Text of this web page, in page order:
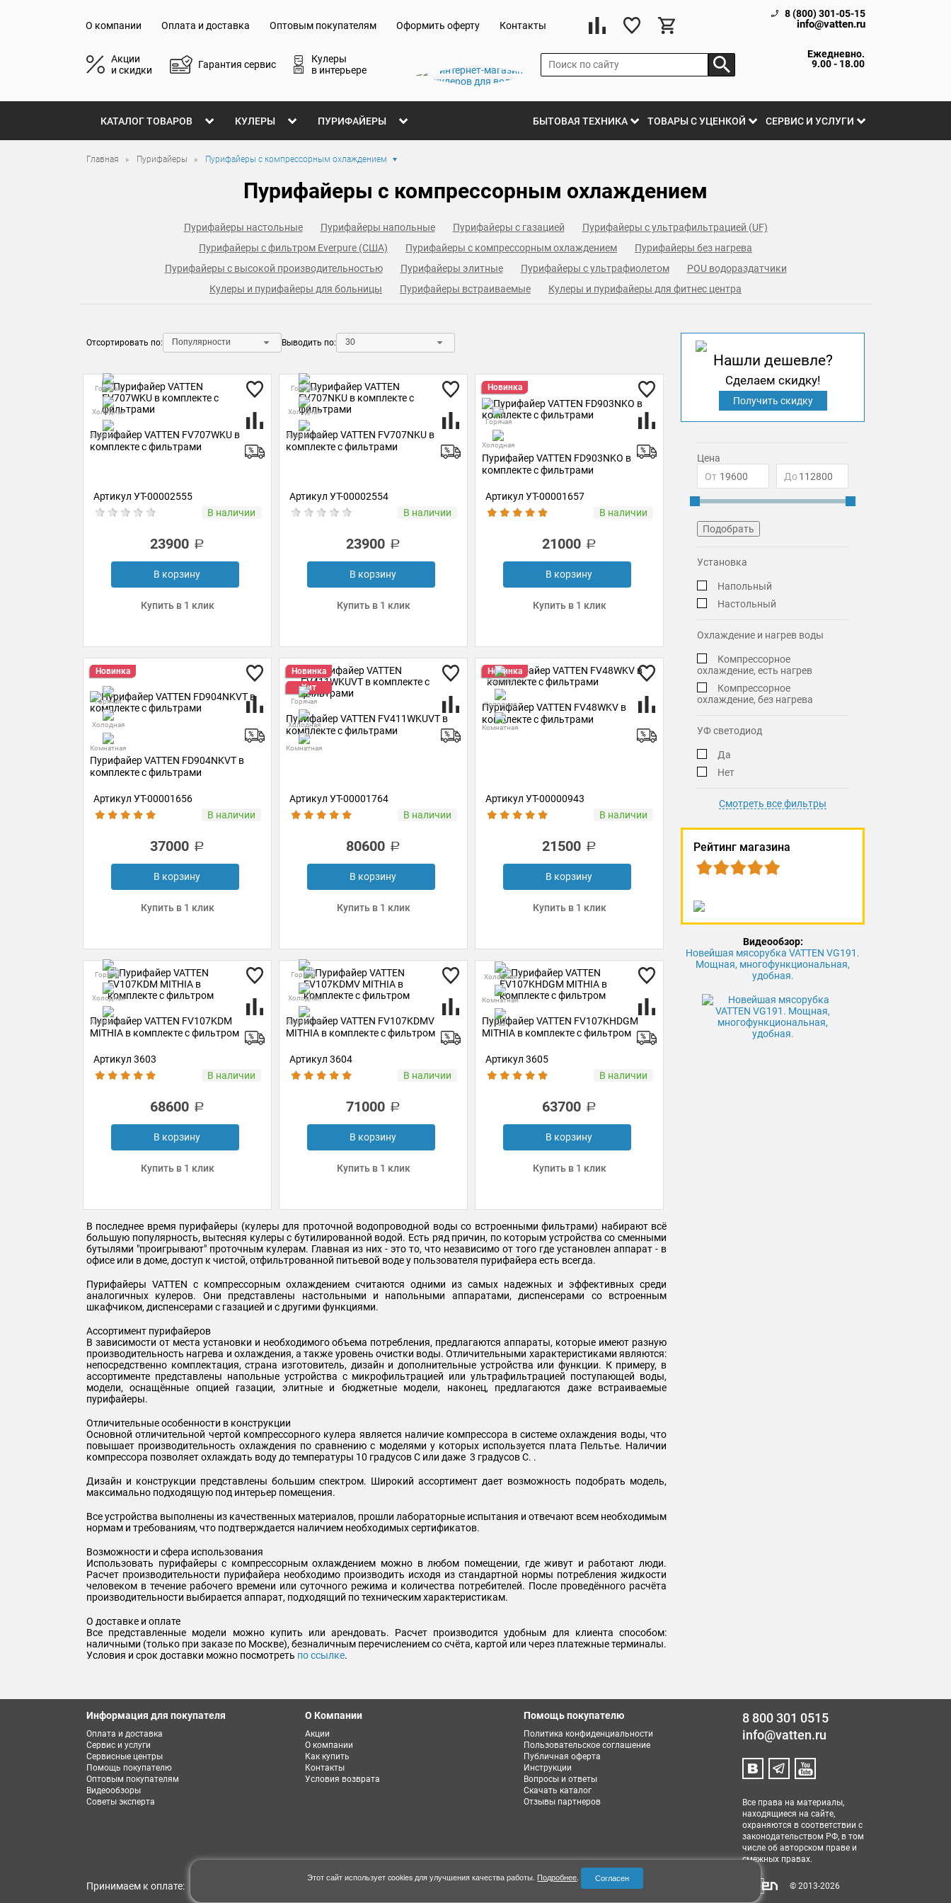
О компании Оплата и доставка Оптовым покупателям Оформить оферту Контакты
8 (800) 301-05-15
info@vatten.ru
Акции
и скидки
Гарантия сервис
Кулеры
в интерьере
Ежедневно.
9.00 - 18.00
КАТАЛОГ ТОВАРОВ КУЛЕРЫ ПУРИФАЙЕРЫ БЫТОВАЯ ТЕХНИКА ТОВАРЫ С УЦЕНКОЙ СЕРВИС И УСЛУГИ
Главная Пурифайеры Пурифайеры с компрессорным охлаждением
Пурифайеры с компрессорным охлаждением
Пурифайеры настольные Пурифайеры напольные Пурифайеры с газацией
Пурифайеры с ультрафильтрацией (UF)
Пурифайеры с фильтром Everpure (США)
Пурифайеры с компрессорным охлаждением
Пурифайеры без нагрева
Пурифайеры с высокой производительностью
Пурифайеры элитные Пурифайеры с ультрафиолетом
POU водораздатчики
Кулеры и пурифайеры для больницы
Пурифайеры встраиваемые Кулеры и пурифайеры для фитнес центра
Нашли дешевле?
Сделаем скидку!
Получить скидку
Цена
От
До
Установка
Напольный
Настольный
Охлаждение и нагрев воды
Компрессорное
охлаждение, есть нагрев
Компрессорное
охлаждение, без нагрева
УФ светодиод
Да
Нет
Смотреть все фильтры
Рейтинг магазина
Видеообзор:
Новейшая мясорубка VATTEN VG191.
Мощная, многофункциональная,
удобная.
Отсортировать по: Популярности Выводить по: 30
Горячая
Холодная
Комнатная
Пурифайер VATTEN FV707WKU в
комплекте с фильтрами
Артикул УТ-00002555
В наличии
23900
В корзину
Купить в 1 клик
Горячая
Холодная
Комнатная
Пурифайер VATTEN FV707NKU в
комплекте с фильтрами
Артикул УТ-00002554
В наличии
23900
В корзину
Купить в 1 клик
Новинка
Горячая
Холодная
Пурифайер VATTEN FD903NKO в
комплекте с фильтрами
Артикул УТ-00001657
В наличии
21000
В корзину
Купить в 1 клик
Новинка
Горячая
Холодная
Комнатная
Пурифайер VATTEN FD904NKVT в
комплекте с фильтрами
Артикул УТ-00001656
В наличии
37000
В корзину
Купить в 1 клик
Новинка
Хит
Горячая
Холодная
Комнатная
Пурифайер VATTEN FV411WKUVT в
комплекте с фильтрами
Артикул УТ-00001764
В наличии
80600
В корзину
Купить в 1 клик
Новинка
Горячая
Холодная
Комнатная
Пурифайер VATTEN FV48WKV в
комплекте с фильтрами
Артикул УТ-00000943
В наличии
21500
В корзину
Купить в 1 клик
Горячая
Холодная
Комнатная
Пурифайер VATTEN FV107KDM
MITHIA в комплекте с фильтром
Артикул 3603
В наличии
68600
В корзину
Купить в 1 клик
Горячая
Холодная
Комнатная
Пурифайер VATTEN FV107KDMV
MITHIA в комплекте с фильтром
Артикул 3604
В наличии
71000
В корзину
Купить в 1 клик
Холодная
Комнатная
Газ
Пурифайер VATTEN FV107KHDGM
MITHIA в комплекте с фильтром
Артикул 3605
В наличии
63700
В корзину
Купить в 1 клик
В последнее время пурифайеры (кулеры для проточной водопроводной воды со встроенными фильтрами) набирают всё
большую популярность, вытесняя кулеры с бутилированной водой. Есть ряд причин, по которым устройства со сменными
бутылями "проигрывают" проточным кулерам. Главная из них - это то, что независимо от того где установлен аппарат - в
офисе или в доме, доступ к чистой, отфильтрованной питьевой воде у пользователя пурифайера есть всегда.
Пурифайеры VATTEN с компрессорным охлаждением считаются одними из самых надежных и эффективных среди
аналогичных кулеров. Они представлены настольными и напольными аппаратами, диспенсерами со встроенным
шкафчиком, диспенсерами с газацией и с другими функциями.
Ассортимент пурифайеров
В зависимости от места установки и необходимого объема потребления, предлагаются аппараты, которые имеют разную
производительность нагрева и охлаждения, а также уровень очистки воды. Отличительными характеристиками являются:
непосредственно комплектация, страна изготовитель, дизайн и дополнительные устройства или функции. К примеру, в
ассортименте представлены напольные устройства с микрофильтрацией или ультрафильтрацией поступающей воды,
модели, оснащённые опцией газации, элитные и бюджетные модели, наконец, предлагаются даже встраиваемые
пурифайеры.
Отличительные особенности в конструкции
Основной отличительной чертой компрессорного кулера является наличие компрессора в системе охлаждения воды, что
повышает производительность охлаждения по сравнению с моделями у которых используется плата Пельтье. Наличии
компрессора позволяет охлаждать воду до температуры 10 градусов С или даже 3 градусов С. .
Дизайн и конструкции представлены большим спектром. Широкий ассортимент дает возможность подобрать модель,
максимально подходящую под интерьер помещения.
Все устройства выполнены из качественных материалов, прошли лабораторные испытания и отвечают всем необходимым
нормам и требованиям, что подтверждается наличием необходимых сертификатов.
Возможности и сфера использования
Использовать пурифайеры с компрессорным охлаждением можно в любом помещении, где живут и работают люди.
Расчет производительности пурифайера необходимо производить исходя из стандартной нормы потребления жидкости
человеком в течение рабочего времени или суточного режима и количества потребителей. После проведённого расчёта
производительности выбирается аппарат, подходящий по техническим характеристикам.
О доставке и оплате
Все представленные модели можно купить или арендовать. Расчет производится удобным для клиента способом:
наличными (только при заказе по Москве), безналичным перечислением со счёта, картой или через платежные терминалы.
Условия и срок доставки можно посмотреть по ссылке.
Информация для покупателя
Оплата и доставка
Сервис и услуги
Сервисные центры
Помощь покупателю
Оптовым покупателям
Видеообзоры
Советы эксперта
О Компании
Акции
О компании
Как купить
Контакты
Условия возврата
Помощь покупателю
Политика конфиденциальности
Пользовательское соглашение
Публичная оферта
Инструкции
Вопросы и ответы
Скачать каталог
Отзывы партнеров
8 800 301 0515
info@vatten.ru
Все права на материалы,
находящиеся на сайте,
охраняются в соответствии с
законодательством РФ, в том
числе об авторском праве и
смежных правах.
Принимаем к оплате: © 2013-2026
Этот сайт использует cookies для улучшения качества работы. Подробнее Согласен